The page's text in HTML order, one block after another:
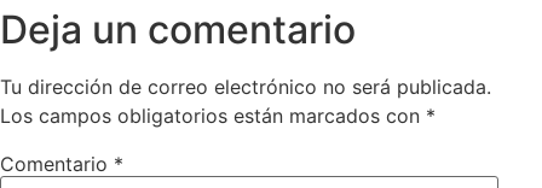
Deja un comentario
Tu dirección de correo electrónico no será publicada.
Los campos obligatorios están marcados con *
Comentario *